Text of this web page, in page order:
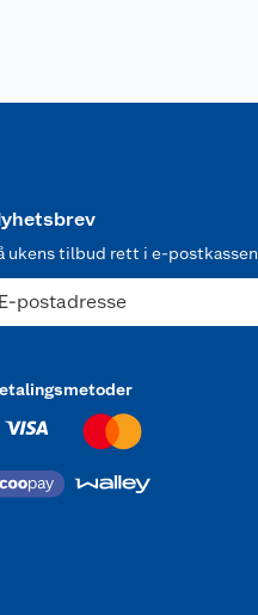
ukens tilbud rett i e-postkassen
E-postadresse